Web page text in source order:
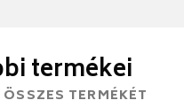
termékei
TERMÉKÉT